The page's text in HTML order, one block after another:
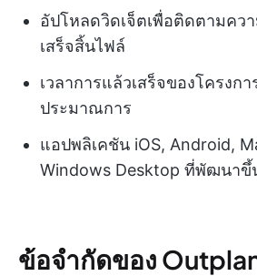
อัปโหลดวิดเจ็ตเพื่อติดตามคว
เสร็จสิ้นไฟล์
เวลาการแล้วเสร็จของโครงก
ประมาณการ
แอปพลิเคชัน iOS, Android,
Windows Desktop ที่พัฒนาขึ้
ข้อจำกัดของ